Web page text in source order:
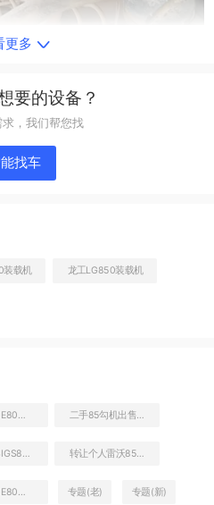
更多
要的设备？
，我们帮您找
找车
装载机 龙工LG850装载机
二手85勾机出售价格
转让个人雷沃85挖掘机一台
专题(老) 专题(新)